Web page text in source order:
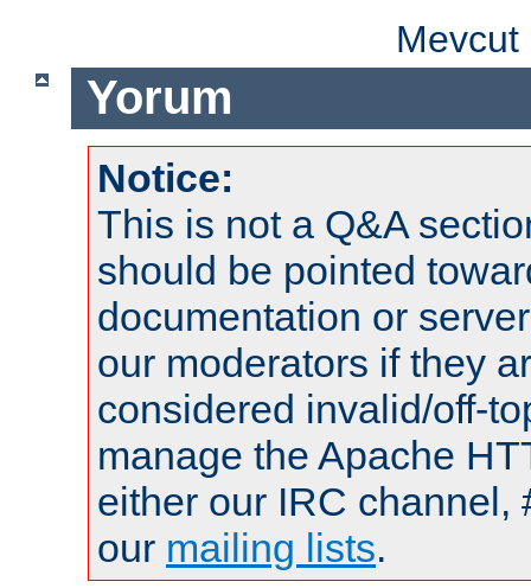
Yorum
Notice:
This is not a Q&A
should be pointed
documentation or
our moderators if they
considered invalid/off-
manage the Apache
either our IRC channel,
our mailing lists.